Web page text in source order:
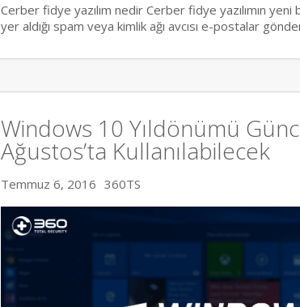
Cerber fidye yazılım nedir Cerber fidye yazılımın yeni
yer aldığı spam veya kimlik ağı avcısı e-postalar
Windows 10 Yıldönümü
Ağustos’ta Kullanılabilecek
Temmuz 6, 2016 360TS